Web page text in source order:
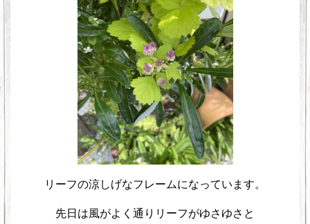
リーフの涼しげなフレームになっています。
先日は風がよく通りリーフがゆさゆさと